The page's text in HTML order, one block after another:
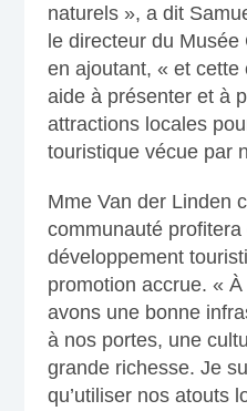
naturels », a dit
le directeur du
en ajoutant, « et cette
aide à présenter et à
attractions locales
touristique vécue par
Mme Van der Linden
communauté profitera
développement
promotion accrue. «
avons une bonne
à nos portes, une
grande richesse. Je
qu’utiliser nos atouts